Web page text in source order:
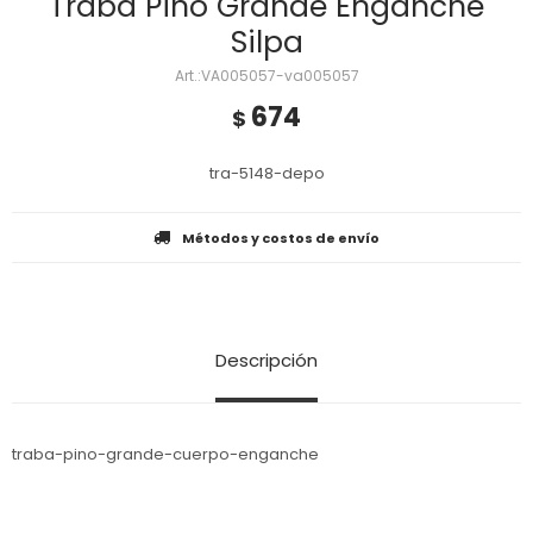
Silpa
VA005057-va005057
$ 674
tra-5148-depo
Métodos y costos de envío
Descripción
traba-pino-grande-cuerpo-enganche